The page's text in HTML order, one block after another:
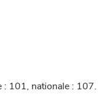
: 101, nationale : 107.